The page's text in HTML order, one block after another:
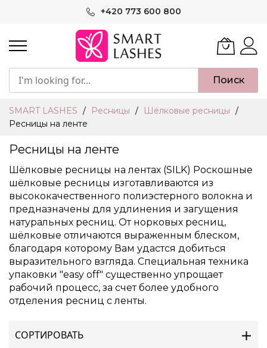
+420 773 600 800
Поиск
SMART LASHES Ресницы
Шёлковые ресницы
Ресницы на ленте
Ресницы на ленте
Шёлковые ресницы на лентах (SILK) Роскошные
шёлковые ресницы изготавливаются из
высококачественного полиэстерного волокна и
предназначены для удлинения и загущения
натуральных ресниц. От норковых ресниц,
шёлковые отличаются выраженным блеском,
благодаря которому Вам удастся добиться
выразительного взгляда. Специальная техника
упаковки "easy off" существенно упрощает
рабочий процесс, за счет более удобного
отделения ресниц с ленты.
СОРТИРОВАТЬ